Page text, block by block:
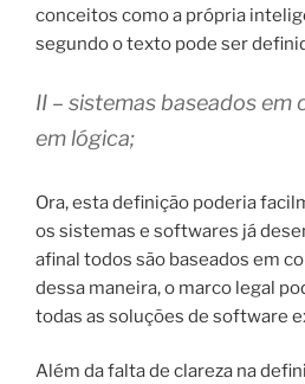
conceitos como a própria
segundo o texto pode ser
II – sistemas baseados
em lógica;
Ora, esta definição poderia
os sistemas e softwares já
afinal todos são baseados em
dessa maneira, o marco legal
todas as soluções de software
Além da falta de clareza na